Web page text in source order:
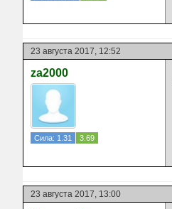
23 августа 2017, 12:52
za2000
Сила: 1.31 3.69
23 августа 2017, 13:00